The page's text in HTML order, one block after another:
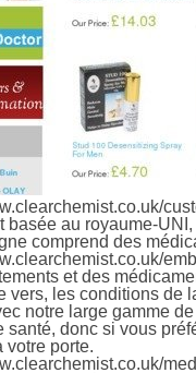
basée au royaume-
comprend des
et des
vers, les conditions de
notre large gamme
santé, donc si vous
votre porte.